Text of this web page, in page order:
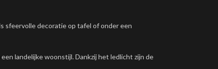
sfeervolle decoratie op tafel of onder een
landelijke woonstijl. Dankzij het ledlicht zijn de